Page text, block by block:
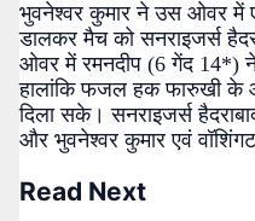
भुवनेश्वर कुमार ने उस ओवर में
डालकर मैच को सनराइजर्स
ओवर में रमनदीप (6 गेंद 14*)
हालांकि फजल हक फारुखी के
दिला सके। सनराइजर्स
और भुवनेश्वर कुमार एवं
Read Next